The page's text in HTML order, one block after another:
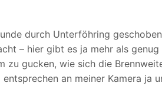
durch Unterföhring
– hier gibt es ja mehr als
zu gucken, wie sich die
an meiner Kamera ja